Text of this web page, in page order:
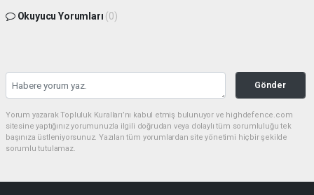
Okuyucu Yorumları (0)
Gönder
Yorum yazarak Topluluk Kuralları’nı kabul etmiş bulunuyor ve highdefence.com
sitesine yaptığınız yorumunuzla ilgili doğrudan veya dolaylı tüm sorumluluğu tek
başınıza üstleniyorsunuz. Yazılan tüm yorumlardan site yönetimi hiçbir şekilde
sorumlu tutulamaz.